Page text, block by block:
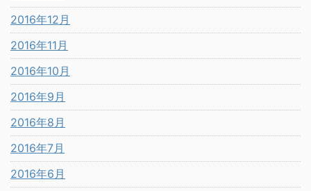
2016年12月
2016年11月
2016年10月
2016年9月
2016年8月
2016年7月
2016年6月